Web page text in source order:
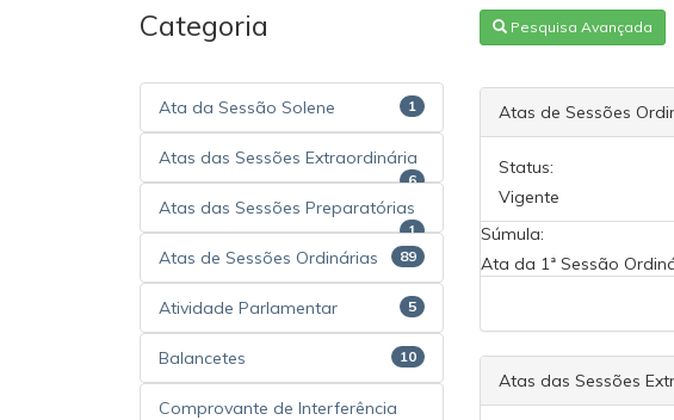
Categoria
Ata da Sessão Solene 1
Atas das Sessões Extraordinária
6
Atas das Sessões Preparatórias
1
Atas de Sessões Ordinárias 89
Atividade Parlamentar 5
Balancetes 10
Comprovante de Interferência
Pesquisa Avançada
Atas de Sessões
Status:
Vigente
Súmula:
Ata da 1ª Sessão
Atas das Sessões